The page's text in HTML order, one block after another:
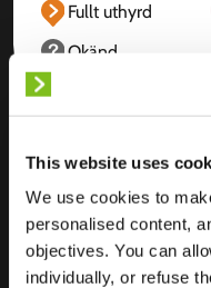
This website uses
We use cookies to
personalised content,
objectives. You can
individually, or refuse
Fullt uthyrd
Okänd
Plats